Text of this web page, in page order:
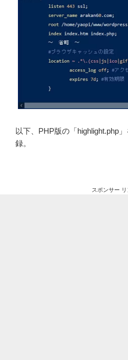
以下、PHP版の「highlight.php
録。
スポンサー リ